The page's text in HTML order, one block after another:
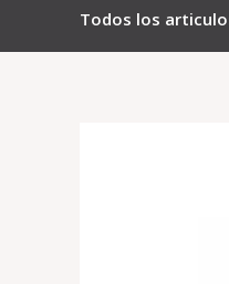
Todos los